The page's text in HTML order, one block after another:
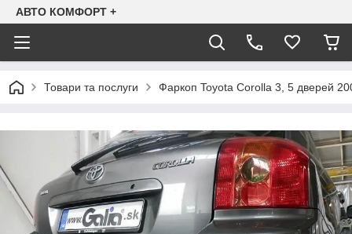
АВТО КОМФОРТ +
Товари та послуги Фаркоп Toyota Corolla 3, 5 дверей